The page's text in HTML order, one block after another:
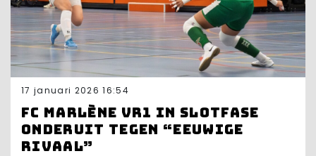
17 januari 2026 16:54
FC Marlène VR1 in slotfase
onderuit tegen “eeuwige
rivaal”